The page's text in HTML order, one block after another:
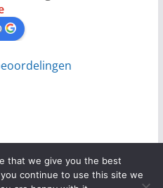
rechten voorbehouden.
that we give you the best
continue to use this site we